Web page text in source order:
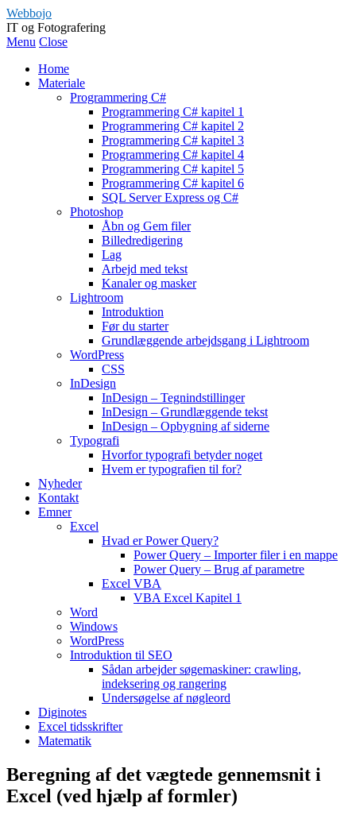
Webbojo
IT og Fotografering
Menu Close
Home
Materiale
Programmering C#
Programmering C# kapitel 1
Programmering C# kapitel 2
Programmering C# kapitel 3
Programmering C# kapitel 4
Programmering C# kapitel 5
Programmering C# kapitel 6
SQL Server Express og C#
Photoshop
Åbn og Gem filer
Billedredigering
Lag
Arbejd med tekst
Kanaler og masker
Lightroom
Introduktion
Før du starter
Grundlæggende arbejdsgang i Lightroom
WordPress
CSS
InDesign
InDesign – Tegnindstillinger
InDesign – Grundlæggende tekst
InDesign – Opbygning af siderne
Typografi
Hvorfor typografi betyder noget
Hvem er typografien til for?
Nyheder
Kontakt
Emner
Excel
Hvad er Power Query?
Power Query – Importer filer i en mappe
Power Query – Brug af parametre
Excel VBA
VBA Excel Kapitel 1
Word
Windows
WordPress
Introduktion til SEO
Sådan arbejder søgemaskiner: crawling,
indeksering og rangering
Undersøgelse af nøgleord
Diginotes
Excel tidsskrifter
Matematik
Beregning af det vægtede gennemsnit i
Excel (ved hjælp af formler)